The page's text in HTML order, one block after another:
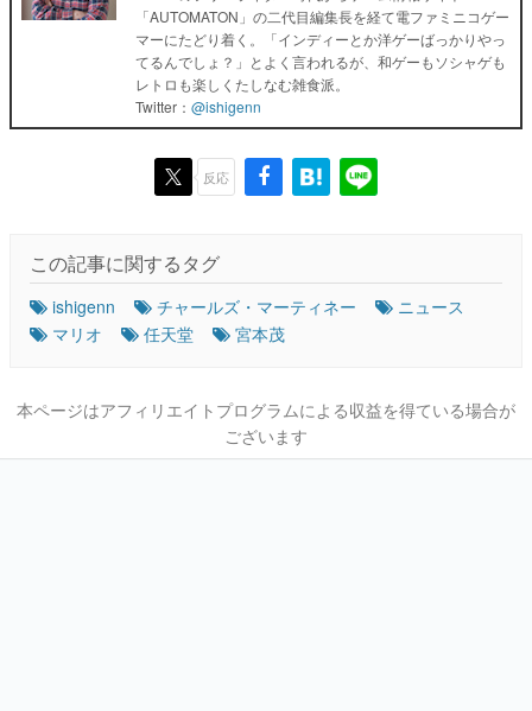
「AUTOMATON」の二代目編集長を経て電ファミニコゲー
マーにたどり着く。「インディーとか洋ゲーばっかりやっ
てるんでしょ？」とよく言われるが、和ゲーもソシャゲも
レトロも楽しくたしなむ雑食派。
Twitter： @ishigenn
反応
この記事に関するタグ
ishigenn チャールズ・マーティネー
ニュース
マリオ
任天堂 宮本茂
本ページはアフィリエイトプログラムによる収益を得ている場合が
ございます